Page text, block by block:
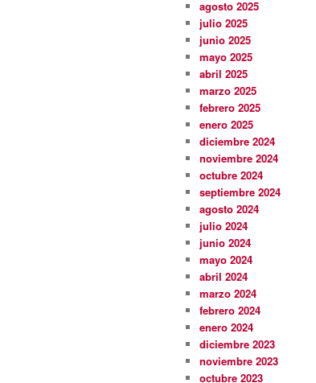
agosto 2025
julio 2025
junio 2025
mayo 2025
abril 2025
marzo 2025
febrero 2025
enero 2025
diciembre 2024
noviembre 2024
octubre 2024
septiembre 2024
agosto 2024
julio 2024
junio 2024
mayo 2024
abril 2024
marzo 2024
febrero 2024
enero 2024
diciembre 2023
noviembre 2023
octubre 2023